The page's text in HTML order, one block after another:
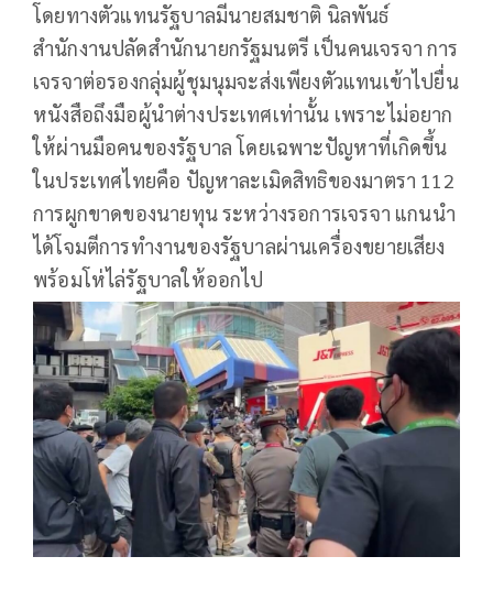
โดยทางตัวแทนรัฐบาลมีนายสมชาติ นิลพันธ์
สำนักงานปลัดสำนักนายกรัฐมนตรี เป็นคนเจรจา การ
เจรจาต่อรองกลุ่มผู้ชุมนุมจะส่งเพียงตัวแทนเข้าไปยื่น
หนังสือถึงมือผู้นำต่างประเทศเท่านั้น เพราะไม่อยาก
ให้ผ่านมือคนของรัฐบาล โดยเฉพาะปัญหาที่เกิดขึ้น
ในประเทศไทยคือ ปัญหาละเมิดสิทธิของมาตรา 112
การผูกขาดของนายทุน ระหว่างรอการเจรจา แกนนำ
ได้โจมตีการทำงานของรัฐบาลผ่านเครื่องขยายเสียง
พร้อมโห่ไล่รัฐบาลให้ออกไป